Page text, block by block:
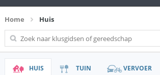
Home Huis
HUIS TUIN VERVOER